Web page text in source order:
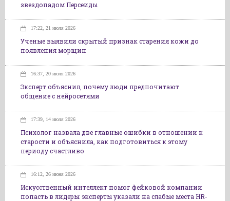
звездопадом Персеиды
17:22, 21 июля 2026
Ученые выявили скрытый признак старения кожи до
появления морщин
16:37, 20 июля 2026
Эксперт объяснил, почему люди предпочитают
общение с нейросетями
17:39, 14 июля 2026
Психолог назвала две главные ошибки в отношении к
старости и объяснила, как подготовиться к этому
периоду счастливо
16:12, 26 июня 2026
Искусственный интеллект помог фейковой компании
попасть в лидеры: эксперты указали на слабые места HR-